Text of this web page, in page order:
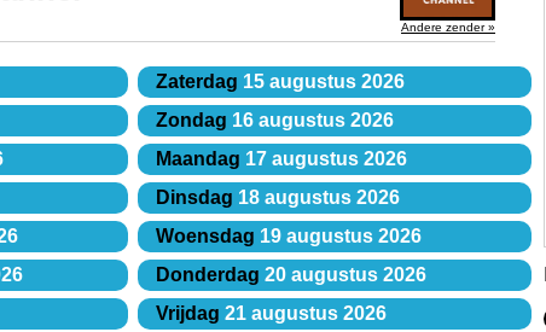
Andere zender »
Zaterdag 15 augustus 2026
Zondag 16 augustus 2026
Maandag 17 augustus 2026
Dinsdag 18 augustus 2026
Woensdag 19 augustus 2026
Donderdag 20 augustus 2026
Vrijdag 21 augustus 2026